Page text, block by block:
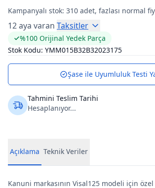
Kampanyalı stok: 310 adet, fazlası normal
12 aya varan Taksitler
%100 Orijinal Yedek Parça
Stok Kodu: YMM015B32B32023175
Şase ile Uyumluluk Testi
Tahmini Teslim Tarihi
Hesaplanıyor...
Açıklama Teknik Veriler
Kanuni markasının Visal125 modeli için